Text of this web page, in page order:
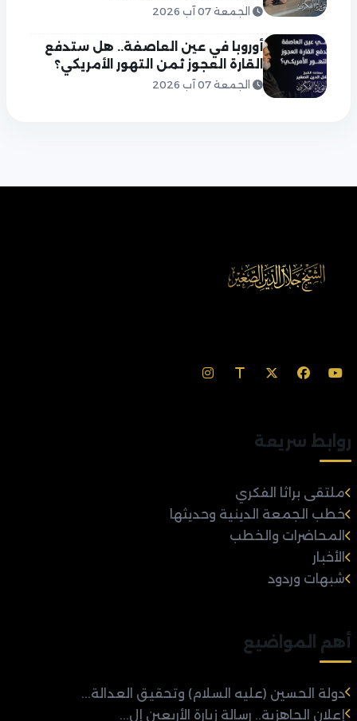
الجمعة 07 آب 2026
أوروبا في عين العاصفة.. هل ستدفع
القارة العجوز ثمن التهور الأمريكي؟
الجمعة 07 آب 2026
روابط سريعة
ملتقى براثا الفكري
خطب الجمعة الدينية وحديثها
المحاضرات والخطب
الأخبار
شبهات وردود
أهم المواضيع
دولة الحسين (عليه السلام) وتحقيق العدالة...
إعلان الجاهزية.. رسالة زيارة الأربعين إل...